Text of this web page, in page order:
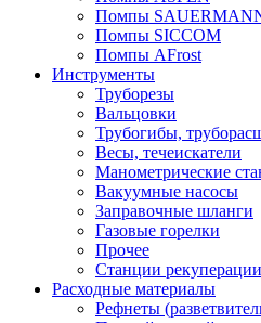
Помпы
Помпы SICCOM
Помпы AFrost
Инструменты
Труборезы
Вальцовки
Трубогибы,
Весы, течеискатели
Манометрические
Вакуумные насосы
Заправочные шланги
Газовые горелки
Прочее
Станции рекуперации
Расходные материалы
Рефнеты